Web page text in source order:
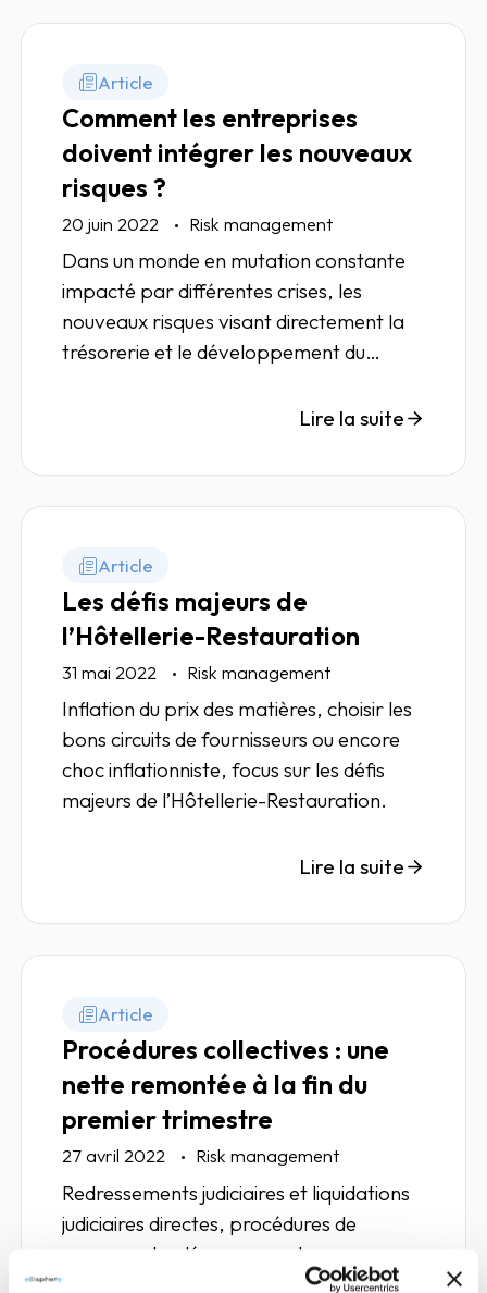
Article
Comment les entreprises
doivent intégrer les nouveaux
risques ?
20 juin 2022 Risk management
Dans un monde en mutation constante
impacté par différentes crises, les
nouveaux risques visant directement la
trésorerie et le développement du
françaises sont-ils des menaces ou des
la réponse réside dans l'identification
puis la bonne gestion de ces risques afin
croissance.
Lire la suite
Article
Les défis majeurs de
l’Hôtellerie-Restauration
31 mai 2022 Risk management
Inflation du prix des matières, choisir les
bons circuits de fournisseurs ou encore
choc inflationniste, focus sur les défis
majeurs de l’Hôtellerie-Restauration.
Lire la suite
Article
Procédures collectives : une
nette remontée à la fin du
premier trimestre
27 avril 2022 Risk management
Redressements judiciaires et liquidations
judiciaires directes, procédures de
sauvegarde, découvrez notre panorama